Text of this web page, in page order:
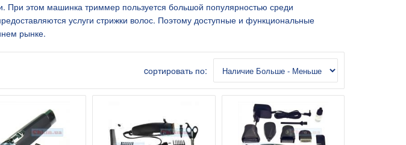
При этом машинка триммер пользуется большой популярностью среди
услуги стрижки волос. Поэтому доступные и функциональные
рынке.
cортировать по: